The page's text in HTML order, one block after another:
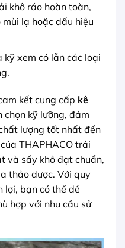
khô ráo hoàn toàn,
lạ hoặc dấu hiệu
xem có lẫn các loại
kết cung cấp kê
chọn kỹ lưỡng, đảm
lượng tốt nhất đến
THAPHACO trải
và sấy khô đạt chuẩn,
thảo dược. Với quy
lợi, bạn có thể dễ
hợp với nhu cầu sử